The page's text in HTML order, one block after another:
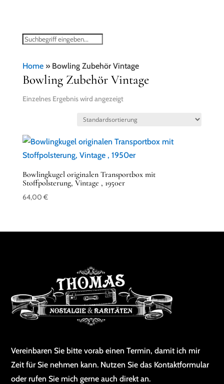
Home» Bowling Zubehör Vintage
Bowling Zubehör Vintage
Einzelnes Ergebnis wird angezeigt
Bowlingkugel originalen Transportbox mit
Stoffpolsterung, Vintage , 1950er
64,00 €
Vereinbaren Sie bitte vorab einen Termin, damit ich mir
Zeit für Sie nehmen kann. Nutzen Sie das Kontaktformular
oder rufen Sie mich gerne auch direkt an.